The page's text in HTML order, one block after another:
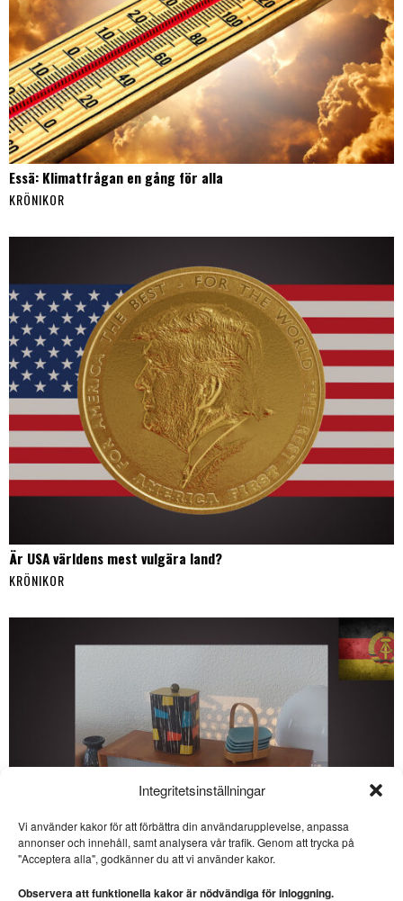
Integritetsinställningar
Vi använder kakor för att förbättra din användarupplevelse, anpassa
annonser och innehåll, samt analysera vår trafik. Genom att trycka på
"Acceptera alla", godkänner du att vi använder kakor.
Observera att funktionella kakor är nödvändiga för inloggning.
Essä: Klimatfrågan en gång för alla
KRÖNIKOR
Är USA världens mest vulgära land?
KRÖNIKOR
Veckans DDR:
mönsterstaden